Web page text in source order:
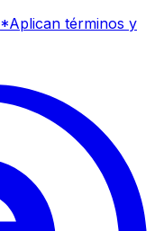
*Aplican términos y